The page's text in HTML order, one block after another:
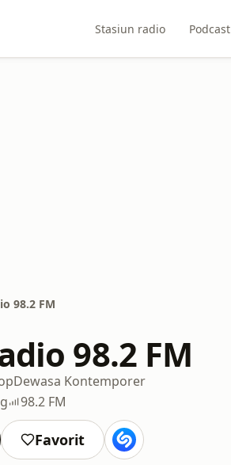
Stasiun radio Podcast
98.2 FM
98.2 FM
Dewasa Kontemporer
98.2 FM
Favorit